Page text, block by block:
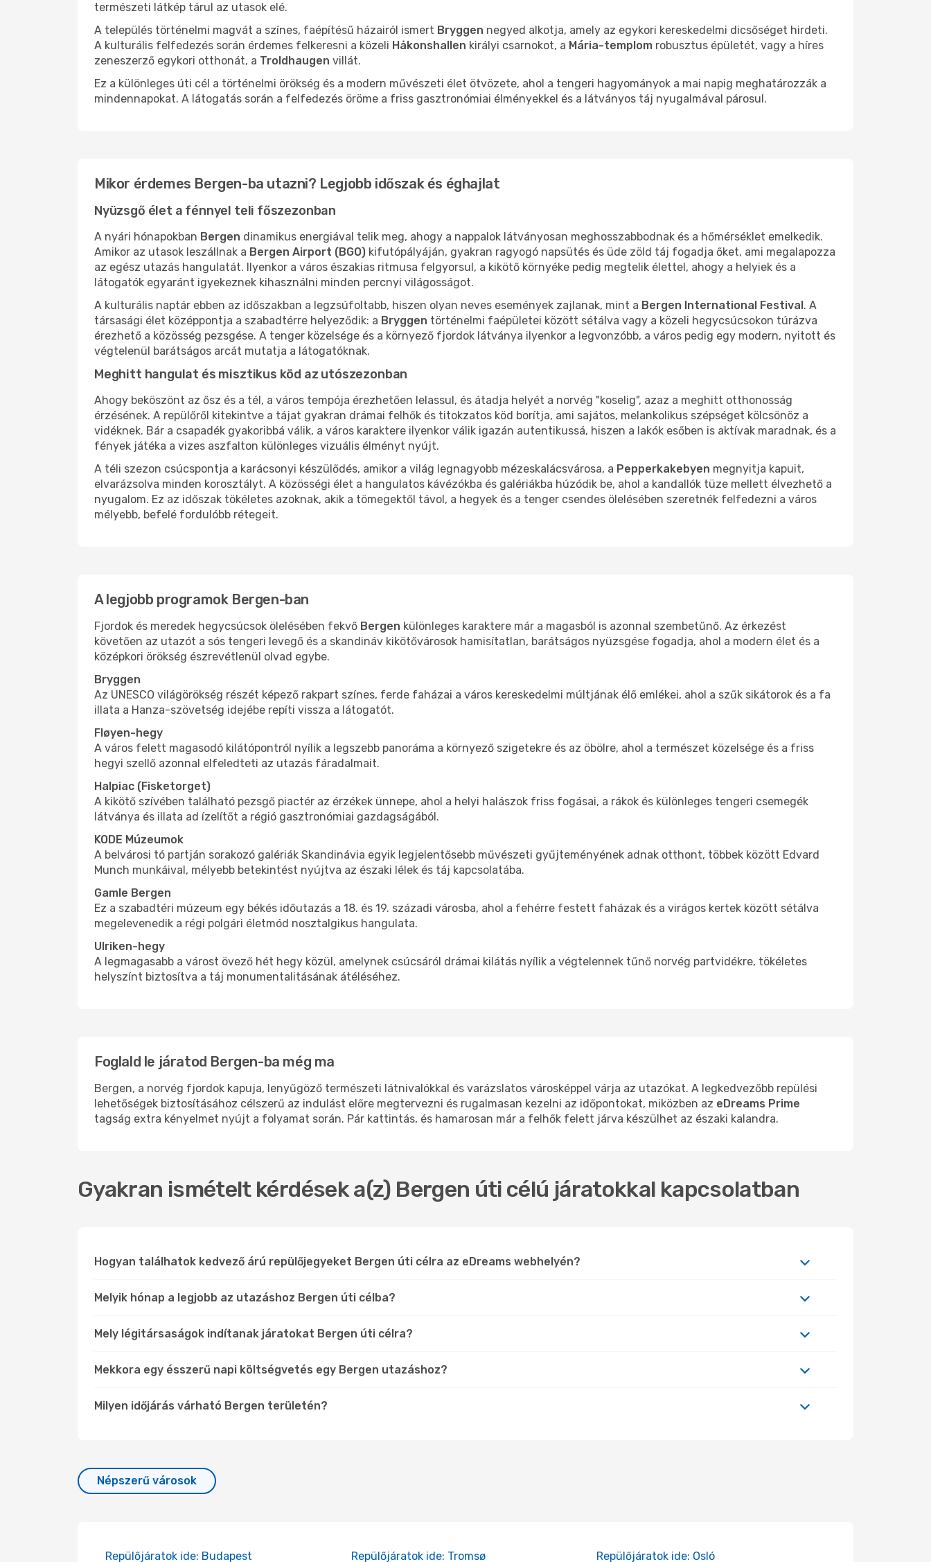
természeti látkép tárul az utasok elé.
A település történelmi magvát a színes, faépítésű házairól ismert Bryggen negyed alkotja, amely az egykori kereskedelmi dicsőséget hirdeti.
A kulturális felfedezés során érdemes felkeresni a közeli Håkonshallen királyi csarnokot, a Mária-templom robusztus épületét, vagy a híres
zeneszerző egykori otthonát, a Troldhaugen villát.
Ez a különleges úti cél a történelmi örökség és a modern művészeti élet ötvözete, ahol a tengeri hagyományok a mai napig meghatározzák a
mindennapokat. A látogatás során a felfedezés öröme a friss gasztronómiai élményekkel és a látványos táj nyugalmával párosul.
Mikor érdemes Bergen-ba utazni? Legjobb időszak és éghajlat
Nyüzsgő élet a fénnyel teli főszezonban
A nyári hónapokban Bergen dinamikus energiával telik meg, ahogy a nappalok látványosan meghosszabbodnak és a hőmérséklet emelkedik.
Amikor az utasok leszállnak a Bergen Airport (BGO) kifutópályáján, gyakran ragyogó napsütés és üde zöld táj fogadja őket, ami megalapozza
az egész utazás hangulatát. Ilyenkor a város északias ritmusa felgyorsul, a kikötő környéke pedig megtelik élettel, ahogy a helyiek és a
látogatók egyaránt igyekeznek kihasználni minden percnyi világosságot.
A kulturális naptár ebben az időszakban a legzsúfoltabb, hiszen olyan neves események zajlanak, mint a Bergen International Festival. A
társasági élet középpontja a szabadtérre helyeződik: a Bryggen történelmi faépületei között sétálva vagy a közeli hegycsúcsokon túrázva
érezhető a közösség pezsgése. A tenger közelsége és a környező fjordok látványa ilyenkor a legvonzóbb, a város pedig egy modern, nyitott és
végtelenül barátságos arcát mutatja a látogatóknak.
Meghitt hangulat és misztikus köd az utószezonban
Ahogy beköszönt az ősz és a tél, a város tempója érezhetően lelassul, és átadja helyét a norvég "koselig", azaz a meghitt otthonosság
érzésének. A repülőről kitekintve a tájat gyakran drámai felhők és titokzatos köd borítja, ami sajátos, melankolikus szépséget kölcsönöz a
vidéknek. Bár a csapadék gyakoribbá válik, a város karaktere ilyenkor válik igazán autentikussá, hiszen a lakók esőben is aktívak maradnak, és a
fények játéka a vizes aszfalton különleges vizuális élményt nyújt.
A téli szezon csúcspontja a karácsonyi készülődés, amikor a világ legnagyobb mézeskalácsvárosa, a Pepperkakebyen megnyitja kapuit,
elvarázsolva minden korosztályt. A közösségi élet a hangulatos kávézókba és galériákba húzódik be, ahol a kandallók tüze mellett élvezhető a
nyugalom. Ez az időszak tökéletes azoknak, akik a tömegektől távol, a hegyek és a tenger csendes ölelésében szeretnék felfedezni a város
mélyebb, befelé fordulóbb rétegeit.
A legjobb programok Bergen-ban
Fjordok és meredek hegycsúcsok ölelésében fekvő Bergen különleges karaktere már a magasból is azonnal szembetűnő. Az érkezést
követően az utazót a sós tengeri levegő és a skandináv kikötővárosok hamisítatlan, barátságos nyüzsgése fogadja, ahol a modern élet és a
középkori örökség észrevétlenül olvad egybe.
Bryggen
Az UNESCO világörökség részét képező rakpart színes, ferde faházai a város kereskedelmi múltjának élő emlékei, ahol a szűk sikátorok és a fa
illata a Hanza-szövetség idejébe repíti vissza a látogatót.
Fløyen-hegy
A város felett magasodó kilátópontról nyílik a legszebb panoráma a környező szigetekre és az öbölre, ahol a természet közelsége és a friss
hegyi szellő azonnal elfeledteti az utazás fáradalmait.
Halpiac (Fisketorget)
A kikötő szívében található pezsgő piactér az érzékek ünnepe, ahol a helyi halászok friss fogásai, a rákok és különleges tengeri csemegék
látványa és illata ad ízelítőt a régió gasztronómiai gazdagságából.
KODE Múzeumok
A belvárosi tó partján sorakozó galériák Skandinávia egyik legjelentősebb művészeti gyűjteményének adnak otthont, többek között Edvard
Munch munkáival, mélyebb betekintést nyújtva az északi lélek és táj kapcsolatába.
Gamle Bergen
Ez a szabadtéri múzeum egy békés időutazás a 18. és 19. századi városba, ahol a fehérre festett faházak és a virágos kertek között sétálva
megelevenedik a régi polgári életmód nosztalgikus hangulata.
Ulriken-hegy
A legmagasabb a várost övező hét hegy közül, amelynek csúcsáról drámai kilátás nyílik a végtelennek tűnő norvég partvidékre, tökéletes
helyszínt biztosítva a táj monumentalitásának átéléséhez.
Foglald le járatod Bergen-ba még ma
Bergen, a norvég fjordok kapuja, lenyűgöző természeti látnivalókkal és varázslatos városképpel várja az utazókat. A legkedvezőbb repülési
lehetőségek biztosításához célszerű az indulást előre megtervezni és rugalmasan kezelni az időpontokat, miközben az eDreams Prime
tagság extra kényelmet nyújt a folyamat során. Pár kattintás, és hamarosan már a felhők felett járva készülhet az északi kalandra.
Gyakran ismételt kérdések a(z) Bergen úti célú járatokkal kapcsolatban
Hogyan találhatok kedvező árú repülőjegyeket Bergen úti célra az eDreams webhelyén?
Melyik hónap a legjobb az utazáshoz Bergen úti célba?
Mely légitársaságok indítanak járatokat Bergen úti célra?
Mekkora egy ésszerű napi költségvetés egy Bergen utazáshoz?
Milyen időjárás várható Bergen területén?
Népszerű városok
Repülőjáratok ide: Budapest Repülőjáratok ide: Tromsø Repülőjáratok ide: Osló